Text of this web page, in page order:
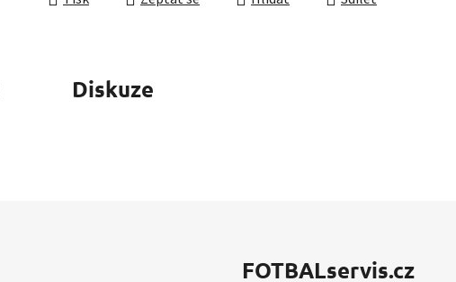
Diskuze
FOTBALservis.cz